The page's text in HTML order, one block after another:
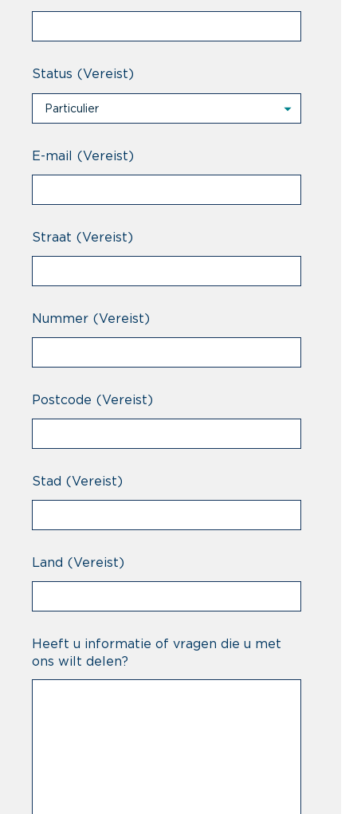
Status (Vereist)
Particulier
Professional
E-mail (Vereist)
Straat (Vereist)
Nummer (Vereist)
Postcode (Vereist)
Stad (Vereist)
Land (Vereist)
Heeft u informatie of vragen die u met
ons wilt delen?